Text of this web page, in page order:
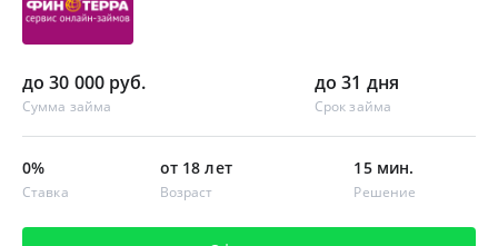
до 30 000 руб.
Сумма займа
до 31 дня
Срок займа
0%
Ставка
от 18 лет
Возраст
15 мин.
Решение